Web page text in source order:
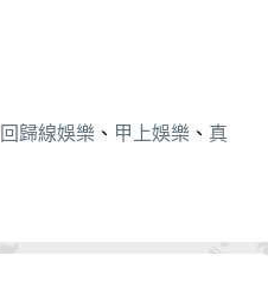
回歸線娛樂、 甲上娛樂、 真